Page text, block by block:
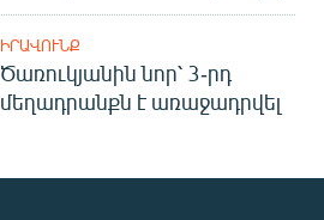
ԻՐԱՎՈՒՆՔ
Ծառուկյանին նոր՝ 3-րդ
մեղադրանքն է առաջադրվել